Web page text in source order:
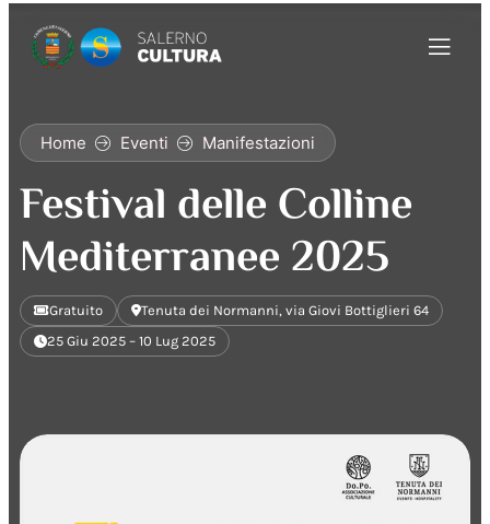
Home Eventi Manifestazioni
Festival delle Colline
Mediterranee 2025
Gratuito
Tenuta dei Normanni, via Giovi Bottiglieri 64
25 Giu 2025 – 10 Lug 2025